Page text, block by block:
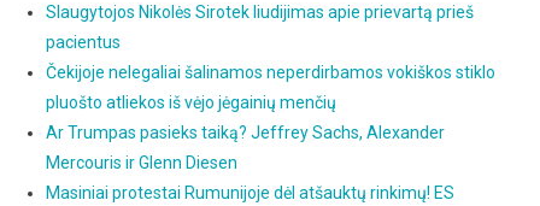
Slaugytojos Nikolės Sirotek liudijimas apie prievartą prieš
pacientus
Čekijoje nelegaliai šalinamos neperdirbamos vokiškos stiklo
pluošto atliekos iš vėjo jėgainių menčių
Ar Trumpas pasieks taiką? Jeffrey Sachs, Alexander
Mercouris ir Glenn Diesen
Masiniai protestai Rumunijoje dėl atšauktų rinkimų! ES